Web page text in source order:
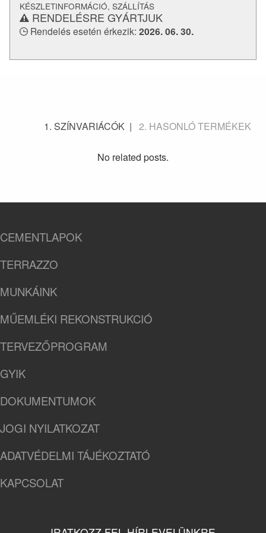
KÉSZLETINFORMÁCIÓ, SZÁLLÍTÁS
RENDELÉSRE GYÁRTJUK
Rendelés esetén érkezik: 2026. 06. 30.
SZÍNVARIÁCÓK HASONLÓ TERMÉKEK
No related posts.
CEMENTLAPOK
TERRAZZO
MUNKÁINK
MŰEMLÉKI REKONSTRUKCIÓ
TERVEZŐPROGRAM
GYIK
DOKUMENTUMOK
JOGI NYILATKOZAT
ADATVÉDELMI TÁJÉKOZTATÓ
KAPCSOLAT